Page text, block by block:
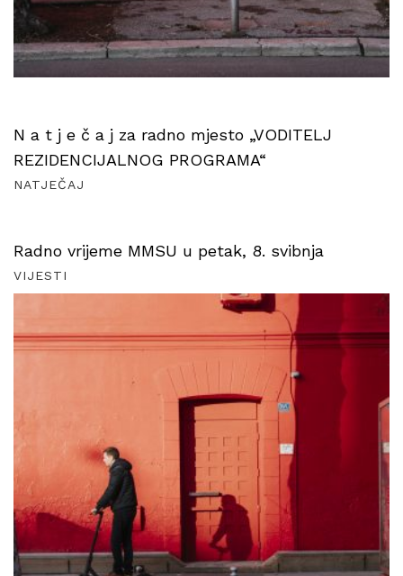
N a t j e č a j za radno mjesto „VODITELJ
REZIDENCIJALNOG PROGRAMA“
NATJEČAJ
Radno vrijeme MMSU u petak, 8. svibnja
VIJESTI